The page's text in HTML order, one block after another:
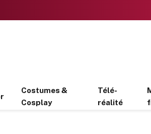
Costumes &
Cosplay
Télé-
réalité